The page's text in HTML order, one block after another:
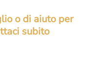
o di aiuto per
subito